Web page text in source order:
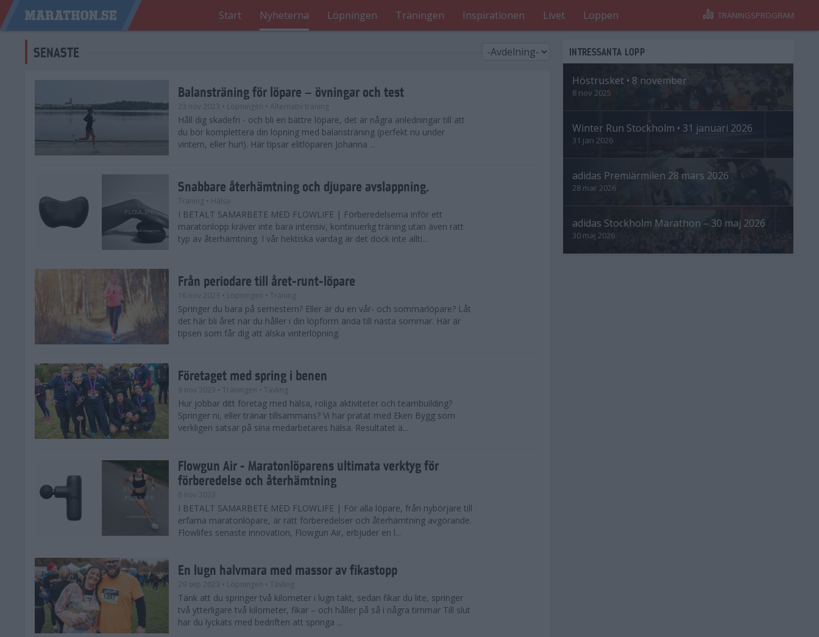
Start Nyheterna Löpningen Träningen Inspirationen Livet Loppen TRÄNINGSPROGRAM
SENASTE
Balansträning för löpare – övningar och test
23 nov 2023 • Löpningen • Alternativ träning
Håll dig skadefri - och bli en bättre löpare, det är några anledningar till att
du bör komplettera din löpning med balansträning (perfekt nu under
vintern, eller hur!). Här tipsar elitlöparen Johanna ...
Snabbare återhämtning och djupare avslappning.
Träning • Hälsa
I BETALT SAMARBETE MED FLOWLIFE | Förberedelserna inför ett
maratonlopp kräver inte bara intensiv, kontinuerlig träning utan även rätt
typ av återhämtning. I vår hektiska vardag är det dock inte allti...
Från periodare till året-runt-löpare
16 nov 2023 • Löpningen • Träning
Springer du bara på semestern? Eller är du en vår- och sommarlöpare? Låt
det här bli året när du håller i din löpform ända till nästa sommar. Här är
tipsen som får dig att älska vinterlöpning.
Företaget med spring i benen
9 nov 2023 • Träningen • Tävling
Hur jobbar ditt företag med hälsa, roliga aktiviteter och teambuilding?
Springer ni, eller tränar tillsammans? Vi har pratat med Eken Bygg som
verkligen satsar på sina medarbetares hälsa. Resultatet ä...
Flowgun Air - Maratonlöparens ultimata verktyg för
förberedelse och återhämtning
6 nov 2023
I BETALT SAMARBETE MED FLOWLIFE | För alla löpare, från nybörjare till
erfarna maratonlöpare, är rätt förberedelser och återhämtning avgörande.
Flowlifes senaste innovation, Flowgun Air, erbjuder en l...
En lugn halvmara med massor av fikastopp
29 sep 2023 • Löpningen • Tävling
Tänk att du springer två kilometer i lugn takt, sedan fikar du lite, springer
två ytterligare två kilometer, fikar – och håller på så i några timmar Till slut
har du lyckats med bedriften att springa ...
INTRESSANTA LOPP
Höstrusket • 8 november
8 nov 2025
Winter Run Stockholm • 31 januari 2026
31 jan 2026
adidas Premiärmilen 28 mars 2026
28 mar 2026
adidas Stockholm Marathon – 30 maj 2026
30 maj 2026